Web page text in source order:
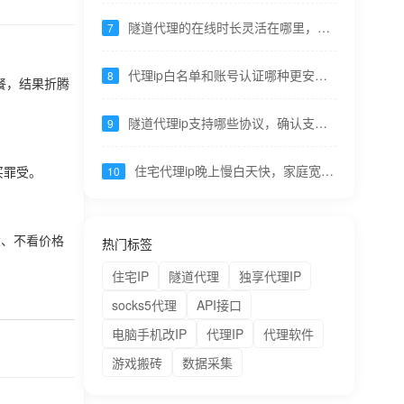
，结果折腾
受。
不看价格
7
隧道代理的在线时长灵活在哪里，可
代理
8
代理ip白名单和账号认证哪种更安
泄露----九零代理
9
隧道代理ip支持哪些协议，确认支持
10
住宅代理ip晚上慢白天快，家庭宽带
热门标签
住宅IP
隧道代理
独享代理IP
socks5代理
API接口
电脑手机改IP
代理IP
代理软件
游戏搬砖
数据采集